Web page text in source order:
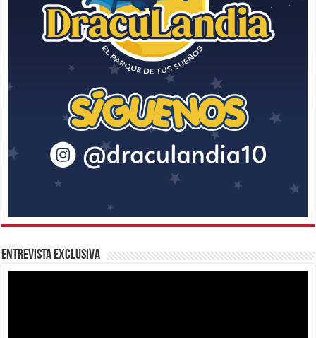
Entrevista Exclusiva